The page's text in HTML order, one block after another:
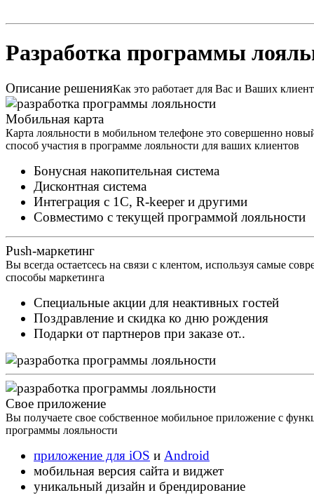
Разработка программы
Описание решенияКак это работает для Вас и Ваших
Мобильная карта
Карта лояльности в мобильном телефоне это совершенно
способ участия в программе лояльности для ваших клиентов
Бонусная накопительная система
Дисконтная система
Интеграция с 1С, R-keeper и другими
Совместимо с текущей программой лояльности
Push-маркетинг
Вы всегда остаетсесь на связи с клентом, используя самые
способы маркетинга
Специальные акции для неактивных гостей
Поздравление и скидка ко дню рождения
Подарки от партнеров при заказе от..
Свое приложение
Вы получаете свое собственное мобильное приложение с
программы лояльности
приложение для iOS и Android
мобильная версия сайта и виджет
уникальный дизайн и брендирование